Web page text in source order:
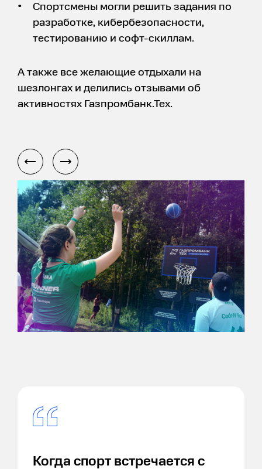
Спортсмены могли решить задания по
разработке, кибербезопасности,
тестированию и софт-скиллам.
А также все желающие отдыхали на
шезлонгах и делились отзывами об
активностях Газпромбанк.Тех.
Когда спорт встречается с